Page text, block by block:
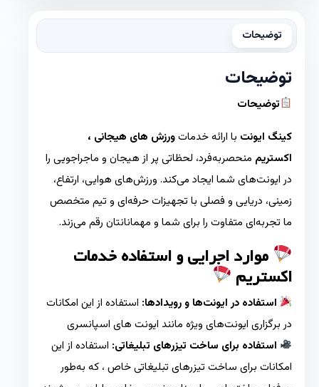
توضیحات
توضیحات
توضیحات
کینگ ایونت با ارائه خدماتورزش های هیجانی ،
اکستریم منحصربه‌فرد، لحظاتی پر از هیجان و ماجراجویی را
در ایونت‌های شما ایجاد می‌کند. ورزش‌های هوایی، ارتفاع،
زمینی، دریایی و فصلی با تجهیزات حرفه‌ای و تیم متخصص
ما تجربه‌ای متفاوت را برای شما و مهمانانتان رقم می‌زند.
موارد اجرایی و استفاده خدمات
اکستریم
استفاده در ایونت‌ها و رویدادها: استفاده از این امکانات
در برگزاری ایونت‌های ویژه مانند ایونت های اسپانسری
استفاده برای ساخت تیزرهای تبلیغاتی: استفاده از این
امکانات برای ساخت تیزرهای تبلیغاتی خاص ، که به‌طور